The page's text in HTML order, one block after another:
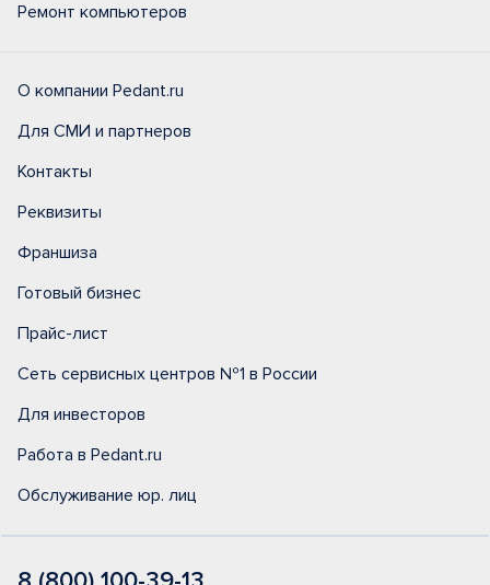
Ремонт компьютеров
О компании Pedant.ru
Для СМИ и партнеров
Контакты
Реквизиты
Франшиза
Готовый бизнес
Прайс-лист
Сеть сервисных центров №1 в России
Для инвесторов
Работа в Pedant.ru
Обслуживание юр. лиц